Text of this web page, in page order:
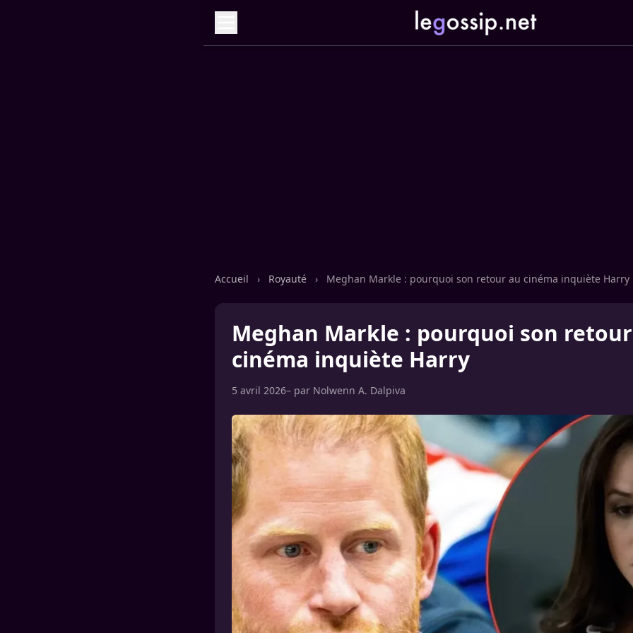
Accueil › Royauté › Meghan Markle : pourquoi son retour au cinéma inquiète Harry
Meghan Markle : pourquoi son
cinéma inquiète Harry
5 avril 2026– par Nolwenn A. Dalpiva